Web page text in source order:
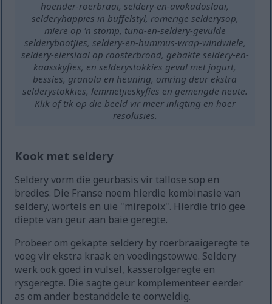
hoender-roerbraai, seldery-en-avokadoslaai,
selderyhappies in buffelstyl, romerige selderysop,
miere op 'n stomp, tuna-en-seldery-gevulde
selderybootjies, seldery-en-hummus-wrap-windwiele,
seldery-eierslaai op roosterbrood, gebakte seldery-en-
kaasskyfies, en selderystokkies gevul met jogurt,
bessies, granola en heuning, omring deur ekstra
selderystokkies, lemmetjieskyfies en gemengde neute.
Klik of tik op die beeld vir meer inligting en hoër
resolusies.
Kook met seldery
Seldery vorm die geurbasis vir tallose sop en
bredies. Die Franse noem hierdie kombinasie van
seldery, wortels en uie "mirepoix". Hierdie trio gee
diepte van geur aan baie geregte.
Probeer om gekapte seldery by roerbraaigeregte te
voeg vir ekstra kraak en voedingstowwe. Seldery
werk ook goed in vulsel, kasserolgeregte en
rysgeregte. Die sagte geur komplementeer eerder
as om ander bestanddele te oorweldig.